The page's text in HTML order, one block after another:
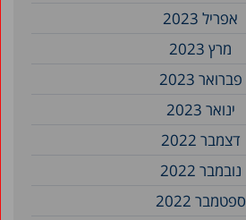
אפריל 2023
מרץ 2023
פברואר 2023
ינואר 2023
דצמבר 2022
נובמבר 2022
ספטמבר 2022